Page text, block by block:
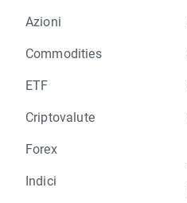
Azioni
Commodities
ETF
Criptovalute
Forex
Indici